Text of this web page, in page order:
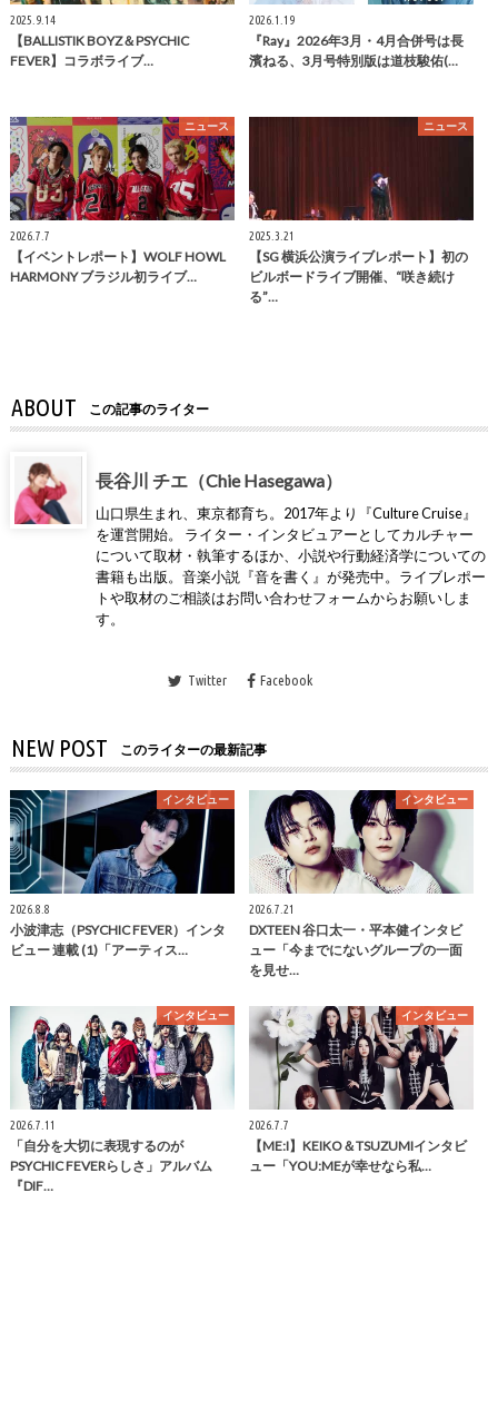
2025.9.14
【BALLISTIK BOYZ＆PSYCHIC
FEVER】コラボライブ…
2026.1.19
『Ray』2026年3月・4月合併号は長
濱ねる、3月号特別版は道枝駿佑(…
ニュース
2026.7.7
【イベントレポート】WOLF HOWL
HARMONY ブラジル初ライブ…
ニュース
2025.3.21
【SG 横浜公演ライブレポート】初の
ビルボードライブ開催、“咲き続け
る”…
ABOUT この記事のライター
長谷川 チエ（Chie Hasegawa）
山口県生まれ、東京都育ち。2017年より『Culture Cruise』
を運営開始。 ライター・インタビュアーとしてカルチャー
について取材・執筆するほか、小説や行動経済学についての
書籍も出版。音楽小説『音を書く』が発売中。ライブレポー
トや取材のご相談はお問い合わせフォームからお願いしま
す。
Twitter Facebook
NEW POST このライターの最新記事
インタビュー
2026.8.8
小波津志（PSYCHIC FEVER）インタ
ビュー 連載 (1)「アーティス…
インタビュー
2026.7.21
DXTEEN 谷口太一・平本健インタビ
ュー「今までにないグループの一面
を見せ…
インタビュー
2026.7.11
「自分を大切に表現するのが
PSYCHIC FEVERらしさ」アルバム
『DIF…
インタビュー
2026.7.7
【ME:I】KEIKO＆TSUZUMIインタビ
ュー「YOU:MEが幸せなら私…